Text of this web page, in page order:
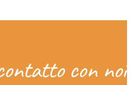
con noi